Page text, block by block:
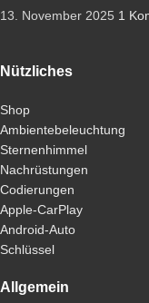
13. November 2025 1
Nützliches
Shop
Ambientebeleuchtung
Sternenhimmel
Nachrüstungen
Codierungen
Apple-CarPlay
Android-Auto
Schlüssel
Allgemein